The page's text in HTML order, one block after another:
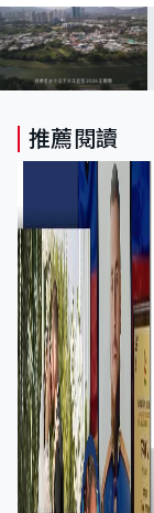
推薦閱讀